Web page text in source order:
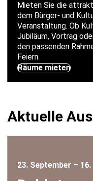
Mieten Sie die
dem Bürger- und
Veranstaltung. Ob
Jubiläum, Vortrag
den passenden
Feiern.
Räume mieten
Aktuelle
23. September –